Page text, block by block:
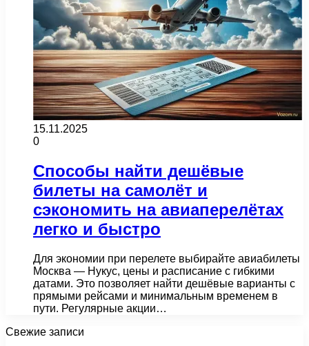
15.11.2025
0
Способы найти дешёвые
билеты на самолёт и
сэкономить на авиаперелётах
легко и быстро
Для экономии при перелете выбирайте авиабилеты
Москва — Нукус, цены и расписание с гибкими
датами. Это позволяет найти дешёвые варианты с
прямыми рейсами и минимальным временем в
пути. Регулярные акции…
Свежие записи